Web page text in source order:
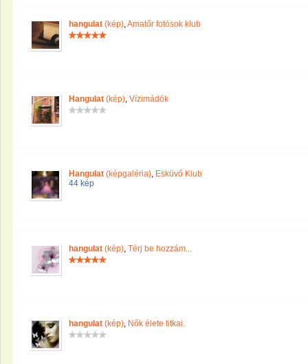
hangulat (kép),Amatőr fotósok klub
Hangulat (kép), Vízimádók
Hangulat (képgaléria), Esküvő Klub
44 kép
hangulat (kép), Térj be hozzám...
hangulat (kép), Nők élete titkai.